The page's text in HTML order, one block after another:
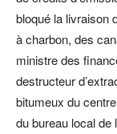
bloqué la livraison
à charbon, des
ministre des
destructeur
bitumeux du
du bureau local